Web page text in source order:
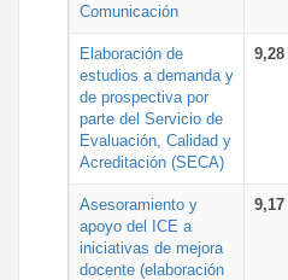
Comunicación
Elaboración de
estudios a demanda y
de prospectiva por
parte del Servicio de
Evaluación, Calidad y
Acreditación (SECA)
9,28
Asesoramiento y
apoyo del ICE a
iniciativas de mejora
docente (elaboración
9,17